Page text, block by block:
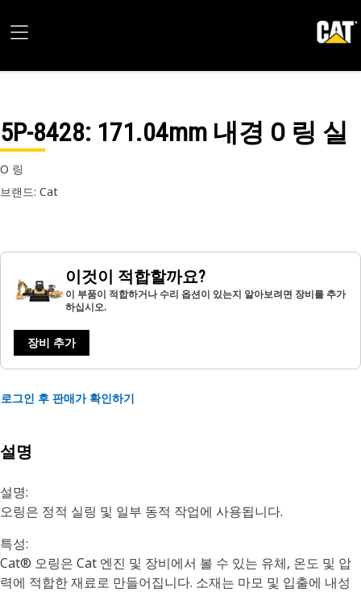
5P-8428: 171.04mm 내경 O 링 실
O 링
브랜드: Cat
이것이 적합할까요?
이 부품이 적합하거나 수리 옵션이 있는지 알아보려면 장비를 추가
하십시오.
장비 추가
로그인 후 판매가 확인하기
설명
설명:
오링은 정적 실링 및 일부 동적 작업에 사용됩니다.
특성:
Cat® 오링은 Cat 엔진 및 장비에서 볼 수 있는 유체, 온도 및 압
력에 적합한 재료로 만들어집니다. 소재는 마모 및 입출에 내성